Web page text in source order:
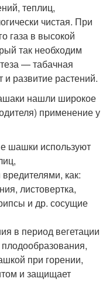
теплиц,
чистая. При
газа в высокой
так необходим
— табачная
развитие растений.
нашли широкое
применение у
шашки используют
как:
листовертка,
и др. сосущие
в период вегетации
при горении,
и защищает